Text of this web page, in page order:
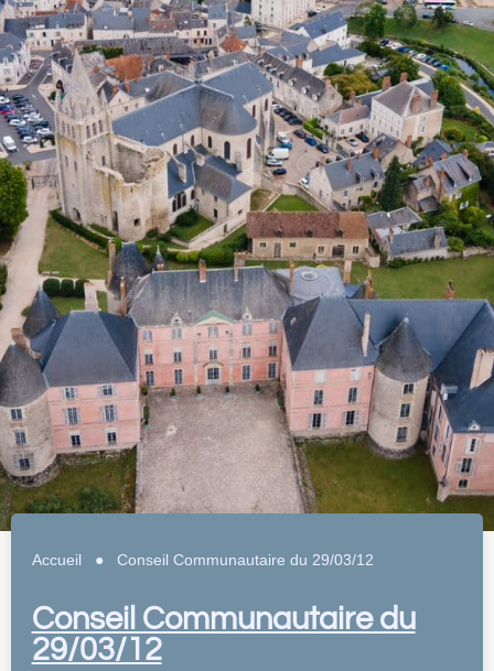
Accueil ● Conseil Communautaire du 29/03/12
Conseil Communautaire du
29/03/12